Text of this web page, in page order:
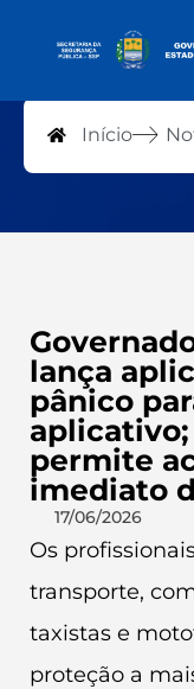
Notícias
Início
lança
pânico
permite
imediato
17/06/2026
Os
transporte,
taxistas e
proteção a